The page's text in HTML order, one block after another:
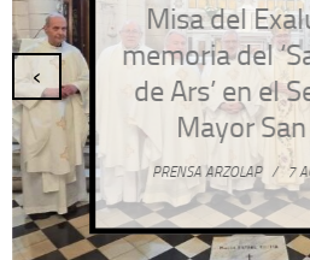
Misa del
memoria del
de Ars’ en el
Mayor San
PRENSA ARZOLAP / 7
‹